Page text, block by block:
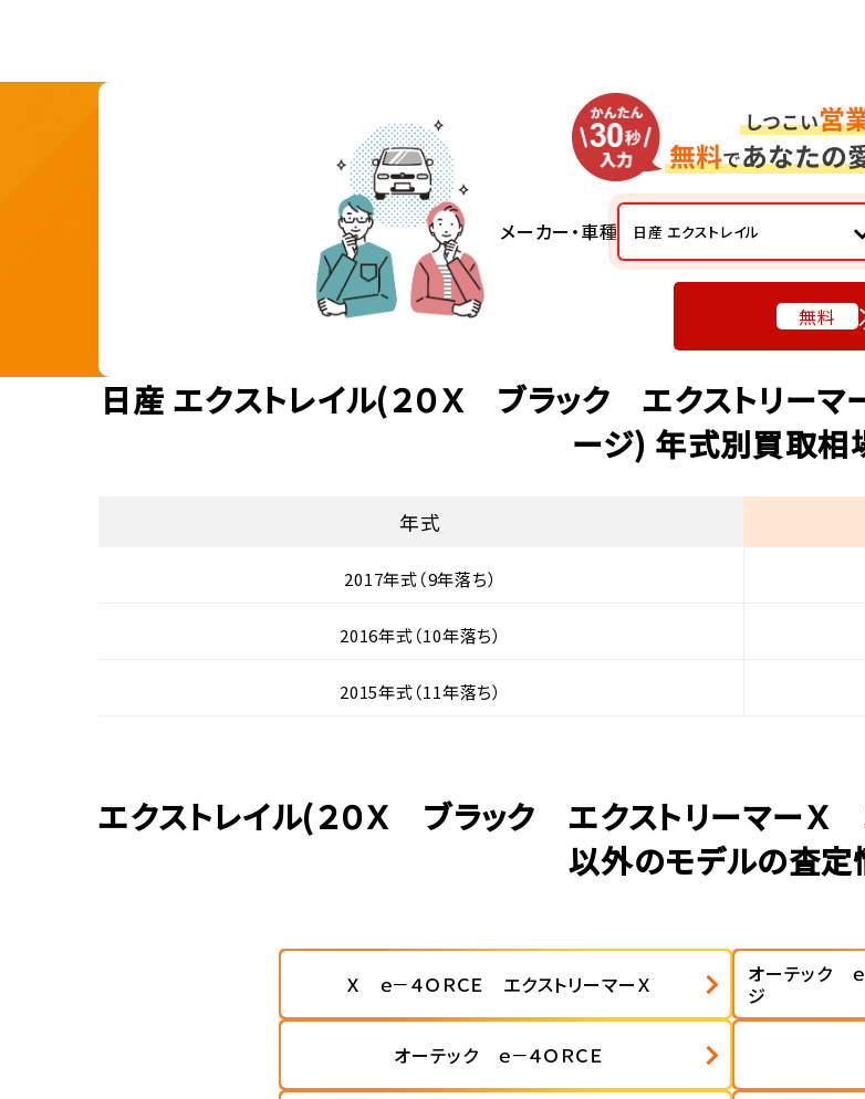
メーカー・車種 日産 エクストレイル
無料
日産 エクストレイル(２０Ｘ ブラック エクストリー
ージ) 年式別買取相
年式
2017年式（9年落ち）
2016年式（10年落ち）
2015年式（11年落ち）
エクストレイル(２０Ｘ ブラック エクストリーマーＸ
以外のモデルの査定
Ｘ ｅ－４ＯＲＣＥ エクストリーマーＸ
オーテック ｅ
ジ
オーテック ｅ－４ＯＲＣＥ